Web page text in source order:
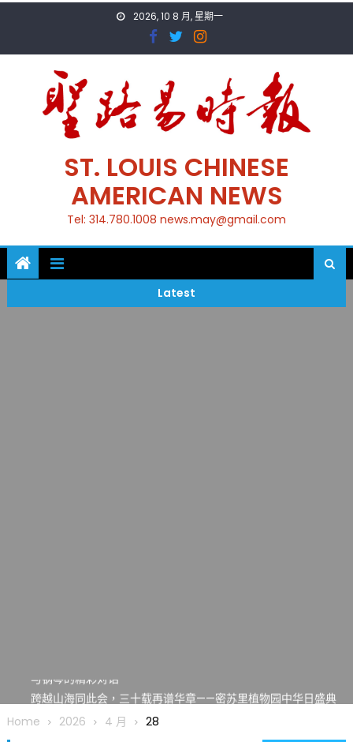
2026, 10 8 月, 星期一
ST. LOUIS CHINESE
AMERICAN NEWS
Tel: 314.780.1008 news.may@gmail.com
Latest
跨越山海同此会，三十载再谱华章——密苏里植物园中华日盛典
圣路易龙舟俱乐部5月16日龙舟体验日 邀请各界亲身体验划行乐
Home 2026 4 月 28